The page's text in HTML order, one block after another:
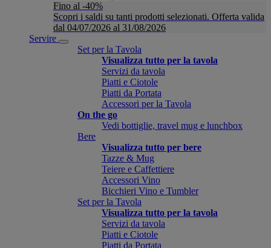
Fino al -40%
Scopri i saldi su tanti prodotti selezionati. Offerta valida
dal 04/07/2026 al 31/08/2026
Servire
Set per la Tavola
Visualizza tutto per la tavola
Servizi da tavola
Piatti e Ciotole
Piatti da Portata
Accessori per la Tavola
On the go
Vedi bottiglie, travel mug e lunchbox
Bere
Visualizza tutto per bere
Tazze & Mug
Teiere e Caffettiere
Accessori Vino
Bicchieri Vino e Tumbler
Set per la Tavola
Visualizza tutto per la tavola
Servizi da tavola
Piatti e Ciotole
Piatti da Portata